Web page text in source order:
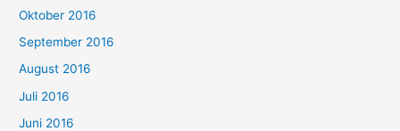
Oktober 2016
September 2016
August 2016
Juli 2016
Juni 2016